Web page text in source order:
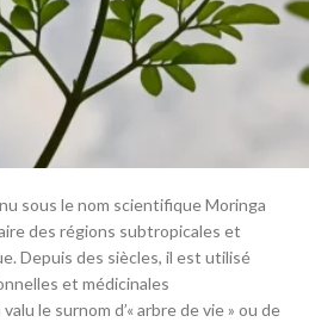
sous le nom scientifique Moringa
des régions subtropicales et
Depuis des siècles, il est utilisé
et médicinales
le surnom d’« arbre de vie » ou de